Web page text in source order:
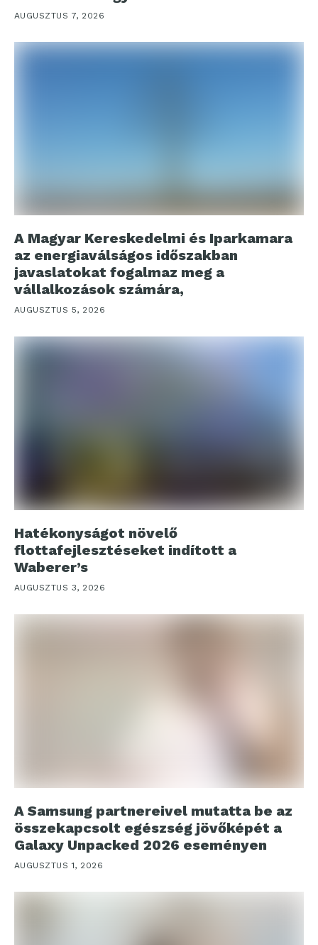
AUGUSZTUS 7, 2026
A Magyar Kereskedelmi és Iparkamara
az energiaválságos időszakban
javaslatokat fogalmaz meg a
vállalkozások számára,
AUGUSZTUS 5, 2026
Hatékonyságot növelő
flottafejlesztéseket indított a
Waberer’s
AUGUSZTUS 3, 2026
A Samsung partnereivel mutatta be az
összekapcsolt egészség jövőképét a
Galaxy Unpacked 2026 eseményen
AUGUSZTUS 1, 2026